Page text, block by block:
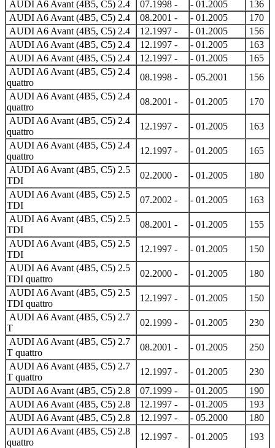
AUDI A6 Avant (4B5, C5) 2.4 07.1998 - - 01.2005
136
AUDI A6 Avant (4B5, C5) 2.4
08.2001 - - 01.2005
170
AUDI A6 Avant (4B5, C5) 2.4
12.1997 - - 01.2005
156
AUDI A6 Avant (4B5, C5) 2.4
12.1997 - - 01.2005
163
AUDI A6 Avant (4B5, C5) 2.4
12.1997 - - 01.2005
165
AUDI A6 Avant (4B5, C5) 2.4
quattro
08.1998 - - 05.2001
156
AUDI A6 Avant (4B5, C5) 2.4
quattro
08.2001 - - 01.2005
170
AUDI A6 Avant (4B5, C5) 2.4
quattro
12.1997 - - 01.2005
163
AUDI A6 Avant (4B5, C5) 2.4
quattro
12.1997 - - 01.2005
165
AUDI A6 Avant (4B5, C5) 2.5
TDI
02.2000 - - 01.2005
180
AUDI A6 Avant (4B5, C5) 2.5
TDI
07.2002 - - 01.2005
163
AUDI A6 Avant (4B5, C5) 2.5
TDI
08.2001 - - 01.2005
155
AUDI A6 Avant (4B5, C5) 2.5
TDI
12.1997 - - 01.2005
150
AUDI A6 Avant (4B5, C5) 2.5
TDI quattro
02.2000 - - 01.2005
180
AUDI A6 Avant (4B5, C5) 2.5
TDI quattro
12.1997 - - 01.2005
150
AUDI A6 Avant (4B5, C5) 2.7
T
02.1999 - - 01.2005
230
AUDI A6 Avant (4B5, C5) 2.7
T quattro
08.2001 - - 01.2005
250
AUDI A6 Avant (4B5, C5) 2.7
T quattro
12.1997 - - 01.2005
230
AUDI A6 Avant (4B5, C5) 2.8
07.1999 - - 01.2005
190
AUDI A6 Avant (4B5, C5) 2.8
12.1997 - - 01.2005
193
AUDI A6 Avant (4B5, C5) 2.8
12.1997 - - 05.2000
180
AUDI A6 Avant (4B5, C5) 2.8
quattro
12.1997 - - 01.2005
193